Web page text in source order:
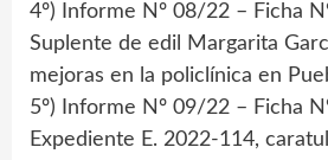
4º) Informe Nº 08/22 – Ficha
Suplente de edil Margarita
mejoras en la policlínica en
5º) Informe Nº 09/22 – Ficha
Expediente E. 2022-114,